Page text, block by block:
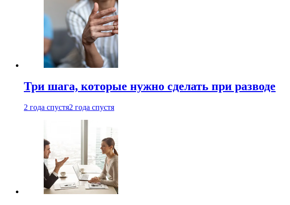
Три шага, которые нужно сделать при разводе
2 года спустя2 года спустя